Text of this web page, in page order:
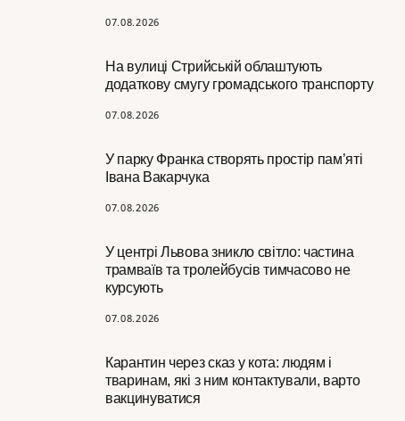
07.08.2026
На вулиці Стрийській облаштують
додаткову смугу громадського транспорту
07.08.2026
У парку Франка створять простір пам’яті
Івана Вакарчука
07.08.2026
У центрі Львова зникло світло: частина
трамваїв та тролейбусів тимчасово не
курсують
07.08.2026
Карантин через сказ у кота: людям і
тваринам, які з ним контактували, варто
вакцинуватися